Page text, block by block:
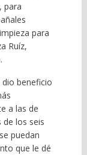
para
para
Ruíz,
dio beneficio
a las de
de los seis
puedan
que le dé